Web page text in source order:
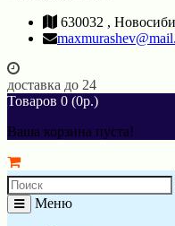
630032 ,
доставка до 24
Товаров 0 (0р.)
Ваша корзина пуста!
Меню